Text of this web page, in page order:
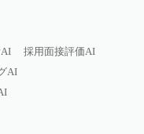
採用面接評価AI
AI